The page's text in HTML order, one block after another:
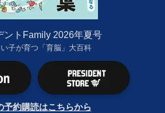
ントFamily 2026年夏号
子が育つ「育脳」大百科
予約購読はこちらから